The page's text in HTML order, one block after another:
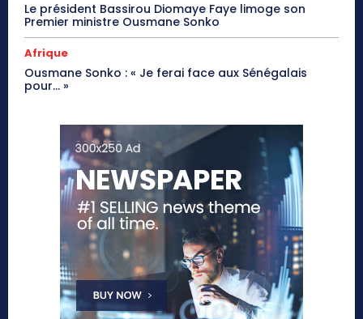
Le président Bassirou Diomaye Faye limoge son
Premier ministre Ousmane Sonko
Afrique
Ousmane Sonko : « Je ferai face aux Sénégalais
pour… »